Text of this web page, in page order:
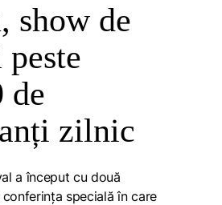
show de
de
zilnic
a început cu două
specială în care